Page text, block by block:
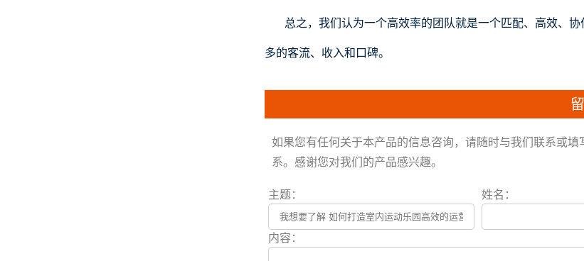
总之，我们认为一个高效率的团队就是一个匹配、高效、
多的客流、收入和口碑。
如果您有任何关于本产品的信息咨询，请随时与我们联系或
系。感谢您对我们的产品感兴趣。
主题： 姓名：
内容：